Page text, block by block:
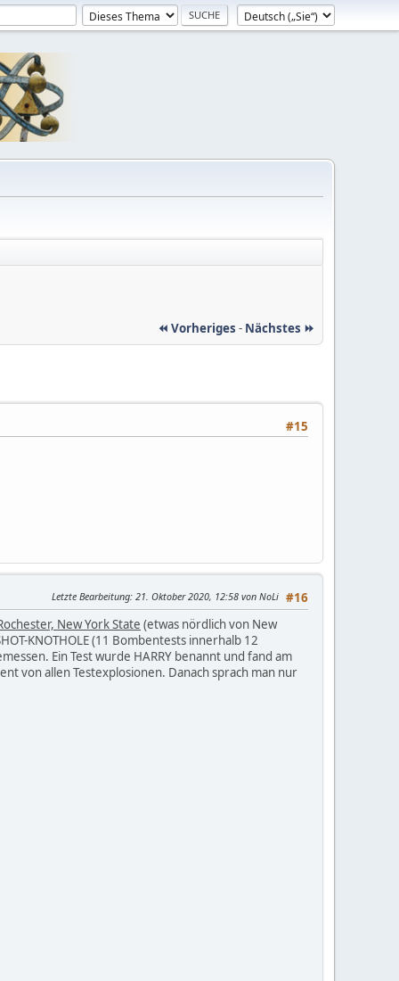
⏪ Vorheriges - Nächstes ⏩
#15
#16
Letzte Bearbeitung: 21. Oktober 2020, 12:58 von NoLi
New York State (etwas nördlich von New
KNOTHOLE (11 Bombentests innerhalb 12
Ein Test wurde HARRY benannt und fand am
von allen Testexplosionen. Danach sprach man nur